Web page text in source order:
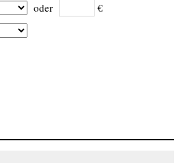
oder €